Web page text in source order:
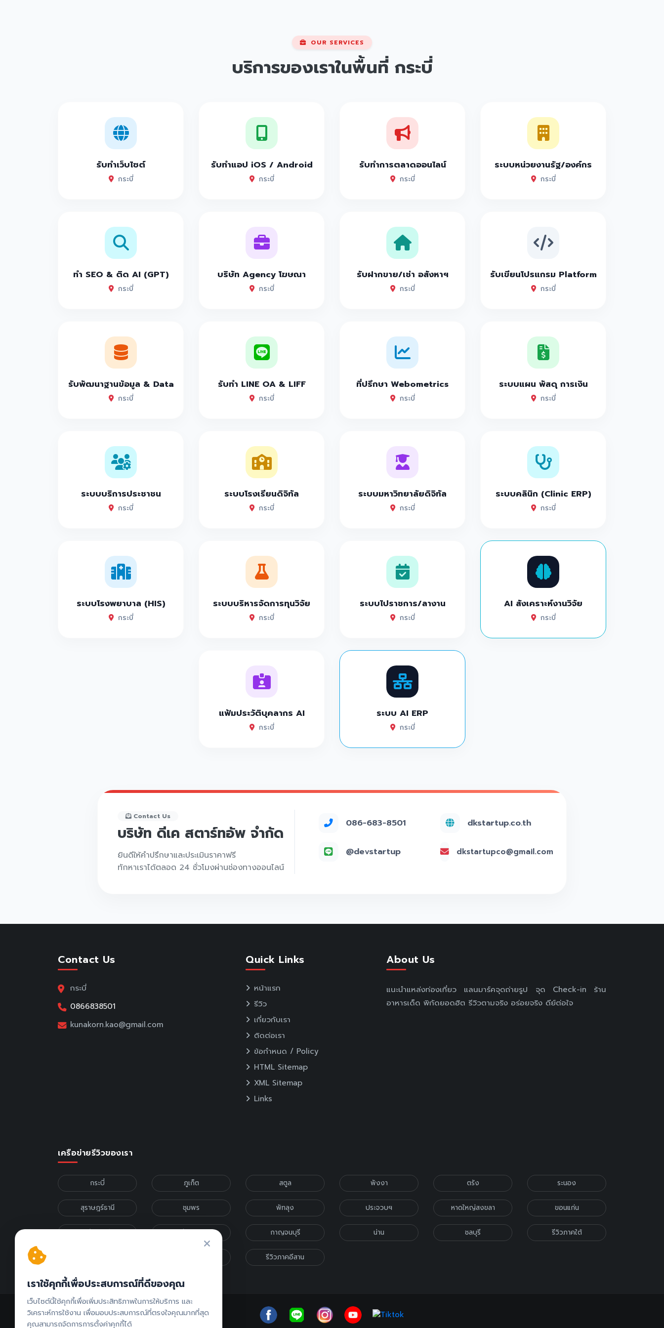
OUR SERVICES
บริการของเราในพื้นที่ กระบี่
รับทำเว็บไซต์
กระบี่
รับทำแอป iOS / Android
กระบี่
รับทำการตลาดออนไลน์
กระบี่
ระบบหน่วยงานรัฐ/องค์กร
กระบี่
ทำ SEO & ติด AI (GPT)
กระบี่
บริษัท Agency โฆษณา
กระบี่
รับฝากขาย/เช่า อสังหาฯ
กระบี่
รับเขียนโปรแกรม Platform
กระบี่
รับพัฒนาฐานข้อมูล & Data
กระบี่
รับทำ LINE OA & LIFF
กระบี่
ที่ปรึกษา Webometrics
กระบี่
ระบบแผน พัสดุ การเงิน
กระบี่
ระบบบริการประชาชน
กระบี่
ระบบโรงเรียนดิจิทัล
กระบี่
ระบบมหาวิทยาลัยดิจิทัล
กระบี่
ระบบคลินิก (Clinic ERP)
กระบี่
ระบบโรงพยาบาล (HIS)
กระบี่
ระบบบริหารจัดการทุนวิจัย
กระบี่
ระบบไปราชการ/ลางาน
กระบี่
AI สังเคราะห์งานวิจัย
กระบี่
แฟ้มประวัติบุคลากร AI
กระบี่
ระบบ AI ERP
กระบี่
Contact Us
บริษัท ดีเค สตาร์ทอัพ จำกัด
ยินดีให้คำปรึกษาและประเมินราคาฟรี
ทักหาเราได้ตลอด 24 ชั่วโมงผ่านช่องทางออนไลน์
086-683-8501
@devstartup
dkstartup.co.th
dkstartupco@gmail.com
Contact Us
กระบี่
0866838501
kunakorn.kao@gmail.com
Quick Links
หน้าแรก
รีวิว
เกี่ยวกับเรา
ติดต่อเรา
ข้อกำหนด / Policy
HTML Sitemap
XML Sitemap
Links
About Us
แนะนำแหล่งท่องเที่ยว แลนมาร์คจุดถ่ายรูป จุด Check-in ร้าน
อาหารเด็ด พิกัดยอดฮิต รีวิวตามจริง อร่อยจริง ดีย์ต่อใจ
เครือข่ายรีวิวของเรา
กระบี่ ภูเก็ต สตูล พังงา ตรัง ระนอง
สุราษฎร์ธานี ชุมพร พัทลุง ประจวบฯ หาดใหญ่สงขลา ขอนแก่น
เชียงใหม่ เชียงราย กาญจนบุรี น่าน ชลบุรี รีวิวภาคใต้
รีวิวภาคอีสาน
เราใช้คุกกี้เพื่อประสบการณ์ที่ดีของคุณ
เว็บไซต์นี้ใช้คุกกี้เพื่อเพิ่มประสิทธิภาพในการให้บริการ และ
วิเคราะห์การใช้งาน เพื่อมอบประสบการณ์ที่ตรงใจคุณมากที่สุด
คุณสามารถจัดการการตั้งค่าคุกกี้ได้